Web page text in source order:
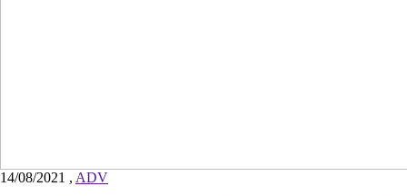
14/08/2021 , ADV